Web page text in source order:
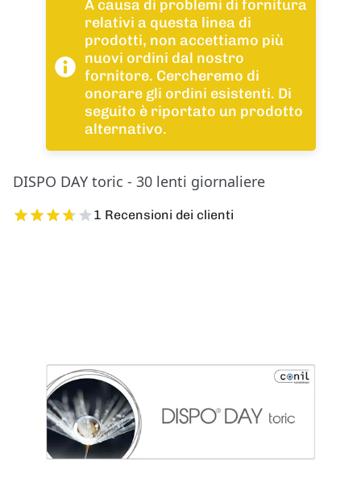
A causa di problemi di fornitura
relativi a questa linea di
prodotti, non accettiamo più
nuovi ordini dal nostro
fornitore. Cercheremo di
onorare gli ordini esistenti. Di
seguito è riportato un prodotto
alternativo.
DISPO DAY toric - 30 lenti giornaliere
1 Recensioni dei clienti